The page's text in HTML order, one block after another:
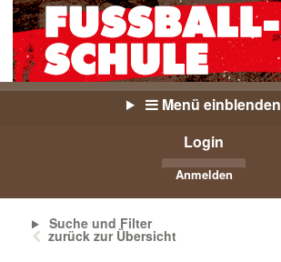
Menü einblenden
Login
Anmelden
Suche und Filter
zurück zur Übersicht